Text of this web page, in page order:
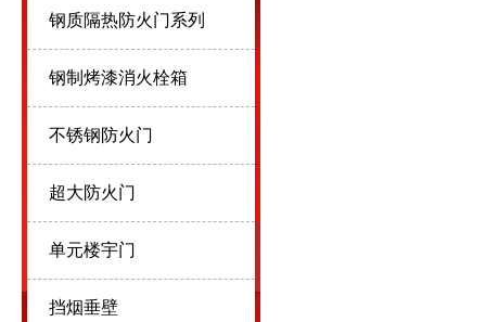
钢质隔热防火门系列
钢制烤漆消火栓箱
不锈钢防火门
超大防火门
单元楼宇门
挡烟垂壁